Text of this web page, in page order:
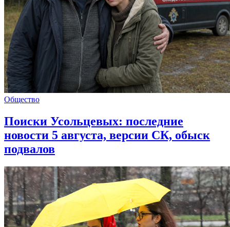
Общество
Поиски Усольцевых: последние
новости 5 августа, версии СК, обыск
подвалов